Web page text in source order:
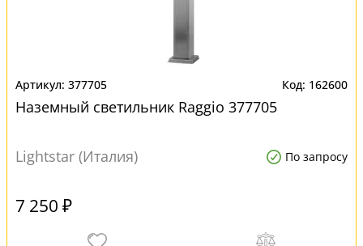
377705 162600
Наземный светильник Raggio 377705
Lightstar (Италия) По запросу
7 250 ₽